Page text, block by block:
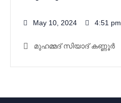
May 10, 2024 4:51 pm
മുഹമ്മദ്‌ സിയാദ് കണ്ണൂർ